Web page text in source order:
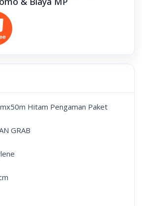
Hitam Pengaman Paket
GRAB